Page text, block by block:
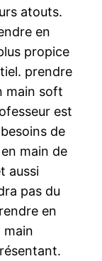
atouts.
en
propice
prendre
main soft
est
de
main de
aussi
pas du
en
main